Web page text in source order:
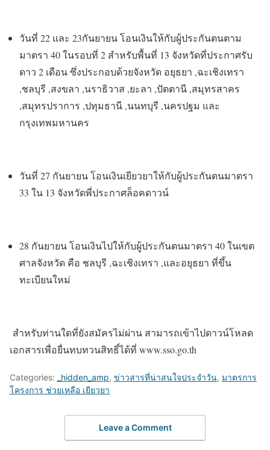
วันที่ 22 และ 23กันยายน โอนเงินให้กับผู้ประกันตนตาม
มาตรา 40 ในรอบที่ 2 สำหรับพื้นที่ 13 จังหวัดที่ประกาศรับ
ดาว 2 เดือน ซึ่งประกอบด้วยจังหวัด อยุธยา ,ฉะเชิงเทรา
,ชลบุรี ,สงขลา ,นราธิวาส ,ยะลา ,ปัตตานี ,สมุทรสาคร
,สมุทรปราการ ,ปทุมธานี ,นนทบุรี ,นครปฐม และ
กรุงเทพมหานคร
วันที่ 27 กันยายน โอนเงินเยียวยาให้กับผู้ประกันตนมาตรา
33 ใน 13 จังหวัดพี่ประกาศล็อคดาวน์
28 กันยายน โอนเงินไปให้กับผู้ประกันตนมาตรา 40 ในเขต
ศาลจังหวัด คือ ชลบุรี ,ฉะเชิงเทรา ,และอยุธยา ที่ขึ้น
ทะเบียนใหม่
สำหรับท่านใดที่ยังสมัครไม่ผ่าน สามารถเข้าไปดาวน์โหลด
เอกสารเพื่อยื่นทบทวนสิทธิ์ได้ที่ www.sso.go.th
Categories: _hidden_amp, ข่าวสารที่น่าสนใจประจำวัน, มาตรการ
โครงการ ช่วยเหลือ เยียวยา
Leave a Comment